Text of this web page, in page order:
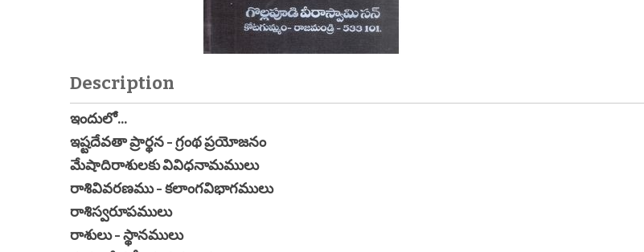
Description
ఇందులో...
ఇష్టదేవతా ప్రార్థన - గ్రంథ ప్రయోజనం
మేషాదిరాశులకు వివిధనామములు
రాశివివరణము - కలాంగవిభాగములు
రాశిస్వరూపములు
రాశులు - స్థానములు